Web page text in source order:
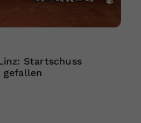
Startschuss
gefallen